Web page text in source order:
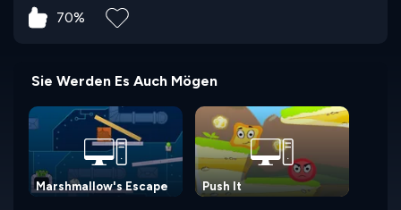
70%
Sie Werden Es Auch Mögen
Marshmallow's Escape Push It